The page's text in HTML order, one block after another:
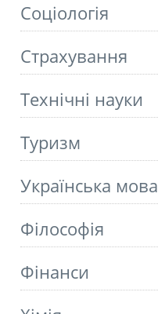
Соціологія
Страхування
Технічні науки
Туризм
Українська мова
Філософія
Фінанси